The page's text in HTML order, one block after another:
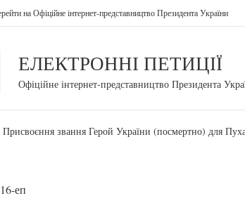
на Офіційне інтернет-представництво Президента України
ЕЛЕКТРОННІ ПЕТИЦІЇ
Офіційне інтернет-представництво Президента
Присвоєння звання Герой України (посмертно) для
еп